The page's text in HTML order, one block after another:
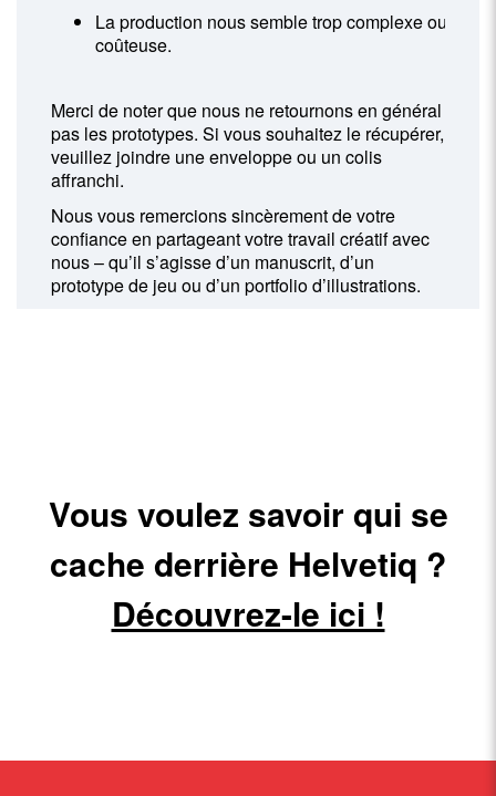
La production nous semble trop complexe ou
coûteuse.
Merci de noter que nous ne retournons en général
pas les prototypes. Si vous souhaitez le récupérer,
veuillez joindre une enveloppe ou un colis
affranchi.
Nous vous remercions sincèrement de votre
confiance en partageant votre travail créatif avec
nous – qu’il s’agisse d’un manuscrit, d’un
prototype de jeu ou d’un portfolio d’illustrations.
Vous voulez savoir qui se
cache derrière Helvetiq ?
Découvrez-le ici !